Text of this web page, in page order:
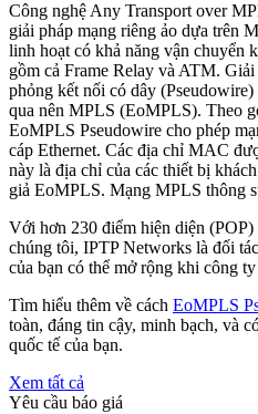
Công nghệ Any Transport over
giải pháp mạng riêng ảo dựa trên
linh hoạt có khả năng vận chuyển
gồm cả Frame Relay và ATM.
phỏng kết nối có dây
qua nên MPLS (EoMPLS). Theo
EoMPLS Pseudowire cho phép
cáp Ethernet. Các địa chỉ MAC
này là địa chỉ của các thiết bị
giả EoMPLS. Mạng MPLS thông
Với hơn 230 điểm hiện diện
chúng tôi, IPTP Networks là đối
của bạn có thể mở rộng khi công
Tìm hiểu thêm về cách EoMPLS
toàn, đáng tin cậy, minh bạch, và
quốc tế của bạn.
Xem tất cả
Yêu cầu báo giá